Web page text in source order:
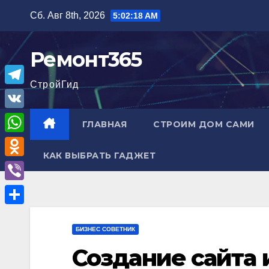
содержимому
Сб. Авг 8th, 2026 5:02:19 AM
Ремонт365
СтройГид
ГЛАВНАЯ СТРОИМ ДОМ САМИ
КАК ВЫБРАТЬ ГАДЖЕТ
БИЗНЕС СОВЕТНИК
Создание сайта
T
e
l
e
g
r
V
K
W
h
a
O
d
n
V